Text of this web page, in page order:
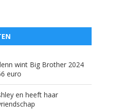
wint Big Brother 2024
euro
en heeft haar